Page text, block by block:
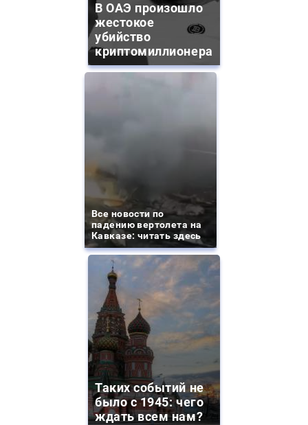
В ОАЭ произошло
жестокое
убийство
криптомиллионера
Все новости по
падению вертолета на
Кавказе: читать здесь
Таких событий не
было с 1945: чего
ждать всем нам?